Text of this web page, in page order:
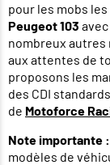
pour les mobs
Peugeot 103
nombreux autres
aux attentes de
proposons les
des CDI
de Motoforce
Note importante :
modèles de